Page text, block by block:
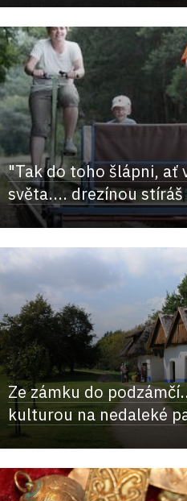
"Tak do toho šlápni, ať
světa.... drezínou
Ze zámku do
kulturou na nedaleké